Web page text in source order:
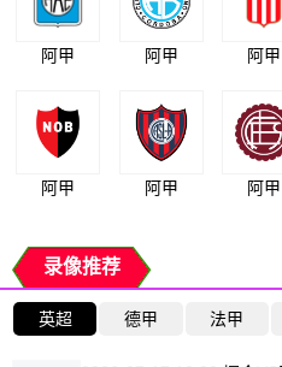
阿甲 阿甲 阿甲
阿甲 阿甲 阿甲
录像推荐
英超 德甲 法甲